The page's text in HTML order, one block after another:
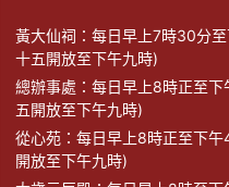
黃大仙祠：每日早上7時30分
十五開放至下午九時)
總辦事處：每日早上8時正至
五開放至下午九時)
從心苑：每日早上8時正至下
開放至下午九時)